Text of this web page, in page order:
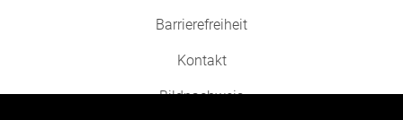
Barrierefreiheit
Kontakt
Bildnachweis